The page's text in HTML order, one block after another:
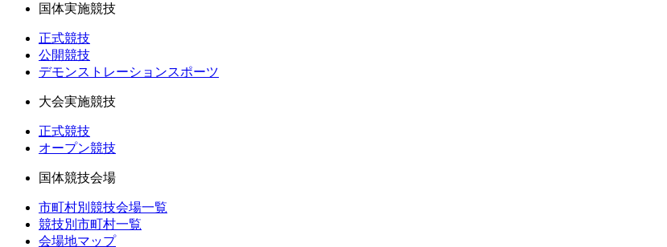
国体実施競技
正式競技
公開競技
デモンストレーションスポーツ
大会実施競技
正式競技
オープン競技
国体競技会場
市町村別競技会場一覧
競技別市町村一覧
会場地マップ